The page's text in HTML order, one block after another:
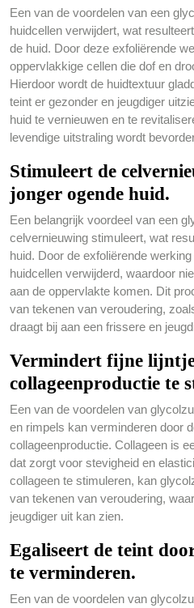
Een van de voordelen van een
huidcellen verwijdert, wat
de huid. Door deze exfoliërende
oppervlakkige cellen die dof en
Hierdoor wordt de huidtextuur
teint er gezonder en jeugdiger
huid te vernieuwen en te
levendige uitstraling wordt
Stimuleert de
jonger ogende huid.
Een belangrijk voordeel van een
celvernieuwing stimuleert, wat
huid. Door de exfoliërende
huidcellen verwijderd, waardoor
aan de oppervlakte komen. Dit
van tekenen van veroudering,
draagt bij aan een frissere en
Vermindert fijne
collageenproductie te
Een van de voordelen van
en rimpels kan verminderen door
collageenproductie. Collageen is
dat zorgt voor stevigheid en
collageen te stimuleren, kan
van tekenen van veroudering,
jeugdiger uit kan zien.
Egaliseert de teint
te verminderen.
Een van de voordelen van